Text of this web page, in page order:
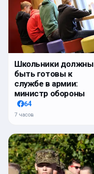
Школьники должны
быть готовы к
службе в армии:
министр обороны
64
7 часов